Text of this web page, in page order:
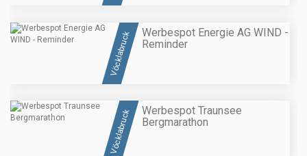
Vöcklabruck
Werbespot Energie AG WIND -
Reminder
Vöcklabruck
Werbespot Traunsee
Bergmarathon